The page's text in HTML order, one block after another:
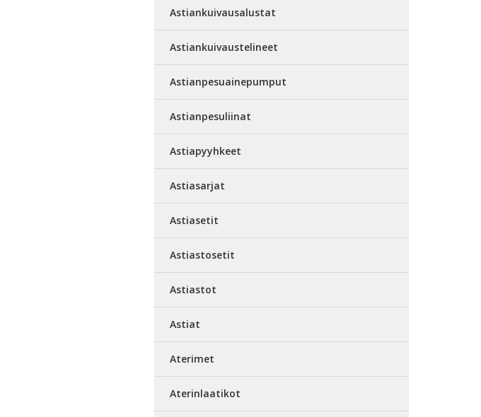
Astiankuivausalustat
Astiankuivaustelineet
Astianpesuainepumput
Astianpesuliinat
Astiapyyhkeet
Astiasarjat
Astiasetit
Astiastosetit
Astiastot
Astiat
Aterimet
Aterinlaatikot